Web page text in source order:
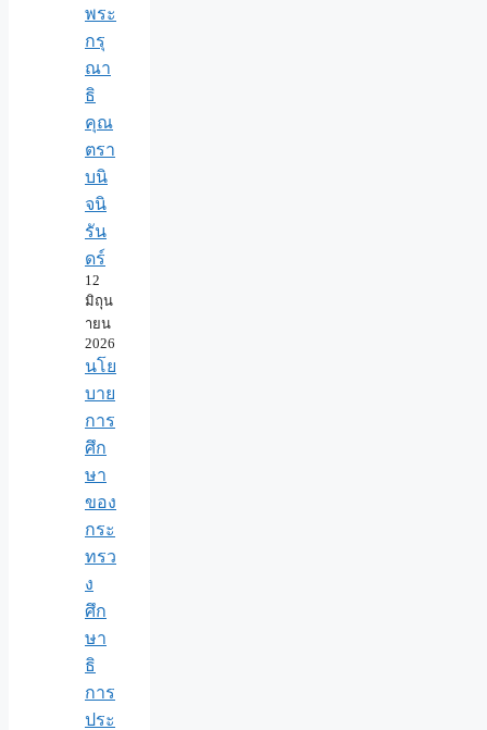
พระ
กรุ
ณา
ธิ
คุณ
ตรา
บนิ
จนิ
รัน
ดร์
12
มิถุน
ายน
2026
นโย
บาย
การ
ศึก
ษา
ของ
กระ
ทรว
ง
ศึก
ษา
ธิ
การ
ประ